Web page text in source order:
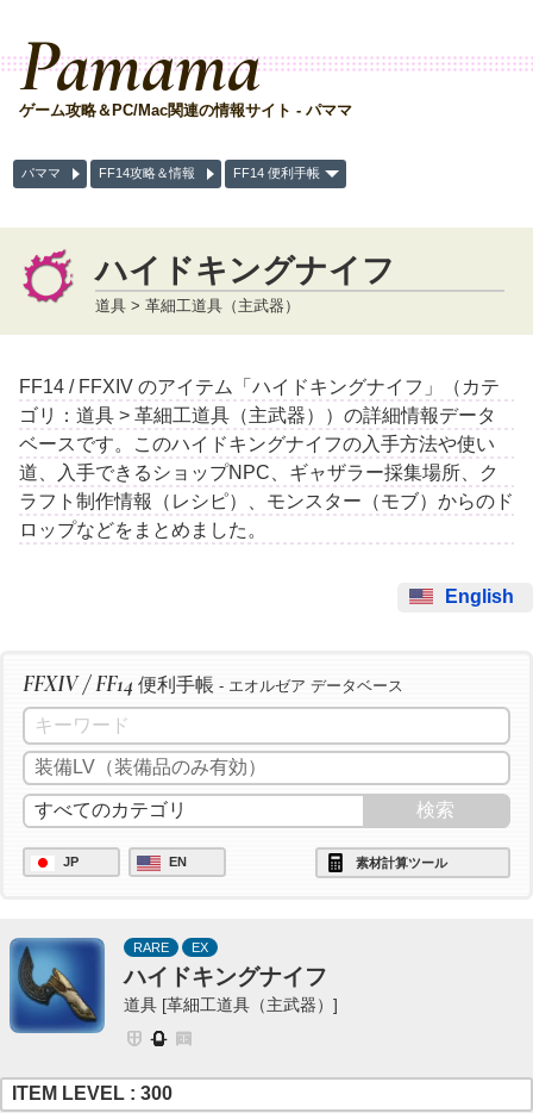
Pamama
ゲーム攻略＆PC/Mac関連の情報サイト - パママ
パママ FF14攻略＆情報 FF14 便利手帳
ハイドキングナイフ
道具 > 革細工道具（主武器）
FF14 / FFXIV のアイテム「ハイドキングナイフ」（カテ
ゴリ：道具 > 革細工道具（主武器））の詳細情報データ
ベースです。このハイドキングナイフの入手方法や使い
道、入手できるショップNPC、ギャザラー採集場所、ク
ラフト制作情報（レシピ）、モンスター（モブ）からのド
ロップなどをまとめました。
English
FFXIV / FF14 便利手帳 - エオルゼア データベース
JP EN 素材計算ツール
RARE EX
ハイドキングナイフ
道具 [革細工道具（主武器）]
ITEM LEVEL : 300